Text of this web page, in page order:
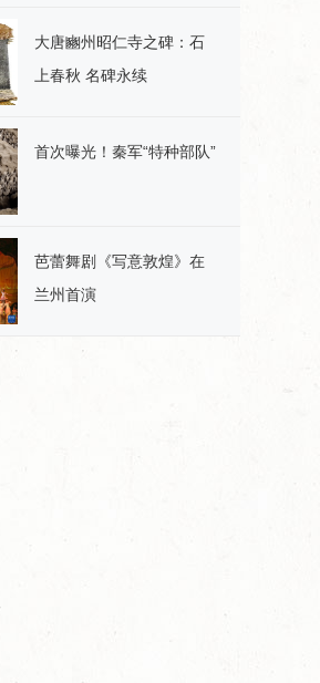
大唐豳州昭仁寺之碑：石
上春秋 名碑永续
首次曝光！秦军“特种部队”
芭蕾舞剧《写意敦煌》在
兰州首演